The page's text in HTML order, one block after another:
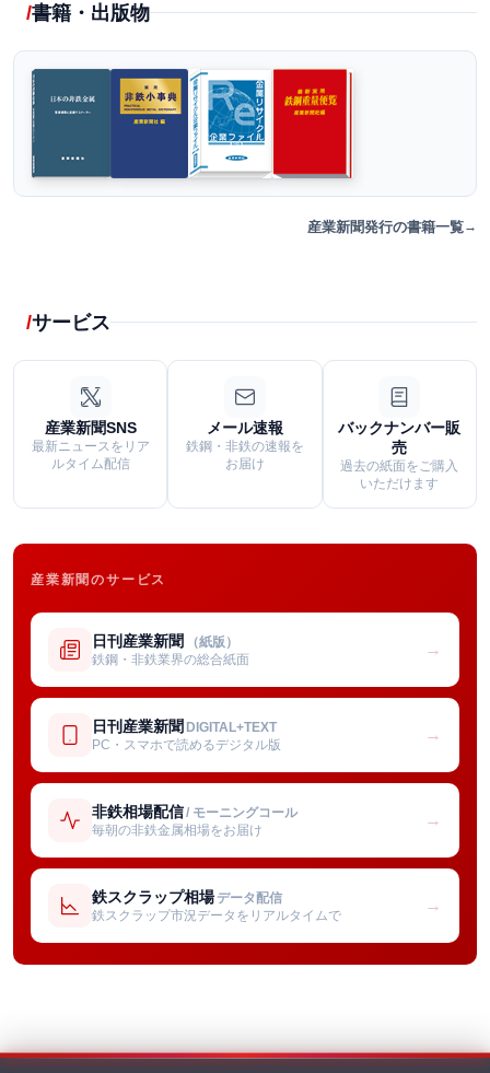
書籍・出版物
産業新聞発行の書籍一覧
サービス
産業新聞SNS
最新ニュースをリア
ルタイム配信
メール速報
鉄鋼・非鉄の速報を
お届け
バックナンバー販
売
過去の紙面をご購入
いただけます
産業新聞のサービス
日刊産業新聞 （紙版）
鉄鋼・非鉄業界の総合紙面
→
日刊産業新聞 DIGITAL+TEXT
PC・スマホで読めるデジタル版
→
非鉄相場配信/ モーニングコール
毎朝の非鉄金属相場をお届け
→
鉄スクラップ相場 データ配信
鉄スクラップ市況データをリアルタイムで
→